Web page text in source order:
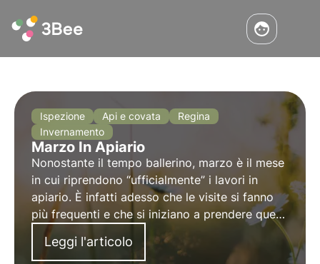
Ispezione Api e covata
Regina
Invernamento
Marzo In Apiario
Nonostante il tempo ballerino, marzo è il mese
in cui riprendono “ufficialmente” i lavori in
apiario. È infatti adesso che le visite si fanno
più frequenti e che si iniziano a prendere quegli
accorgimenti necessari per affrontare nel
modo migliore l’inizio delle fioriture.
Leggi l'articolo